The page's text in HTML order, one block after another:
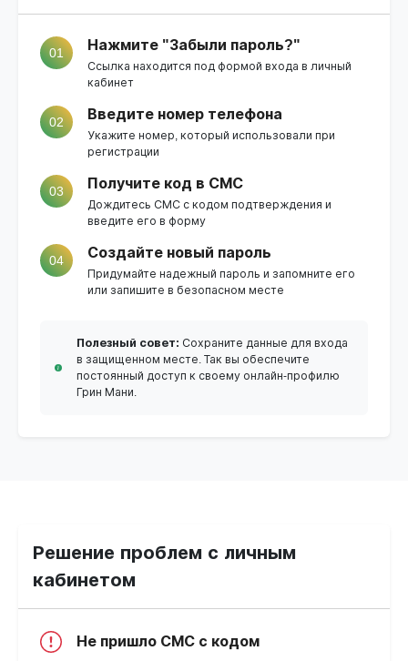
01 Нажмите "Забыли пароль?"
Ссылка находится под формой входа в личный
кабинет
02 Введите номер телефона
Укажите номер, который использовали при
регистрации
03 Получите код в СМС
Дождитесь СМС с кодом подтверждения и
введите его в форму
04 Создайте новый пароль
Придумайте надежный пароль и запомните его
или запишите в безопасном месте
Полезный совет: Сохраните данные для входа
в защищенном месте. Так вы обеспечите
постоянный доступ к своему онлайн-профилю
Грин Мани.
Решение проблем с личным
кабинетом
Не пришло СМС с кодом